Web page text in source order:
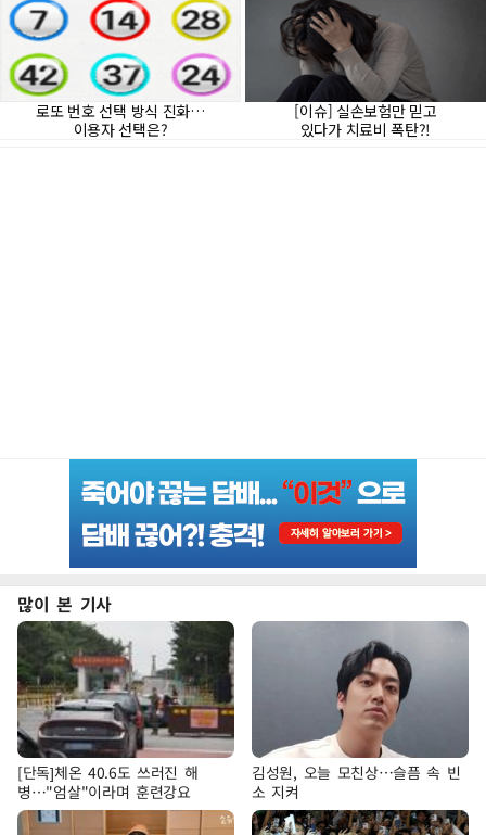
많이 본 기사
[단독]체온 40.6도 쓰러진 해
병…"엄살"이라며 훈련강요
김성원, 오늘 모친상…슬픔 속 빈
소 지켜